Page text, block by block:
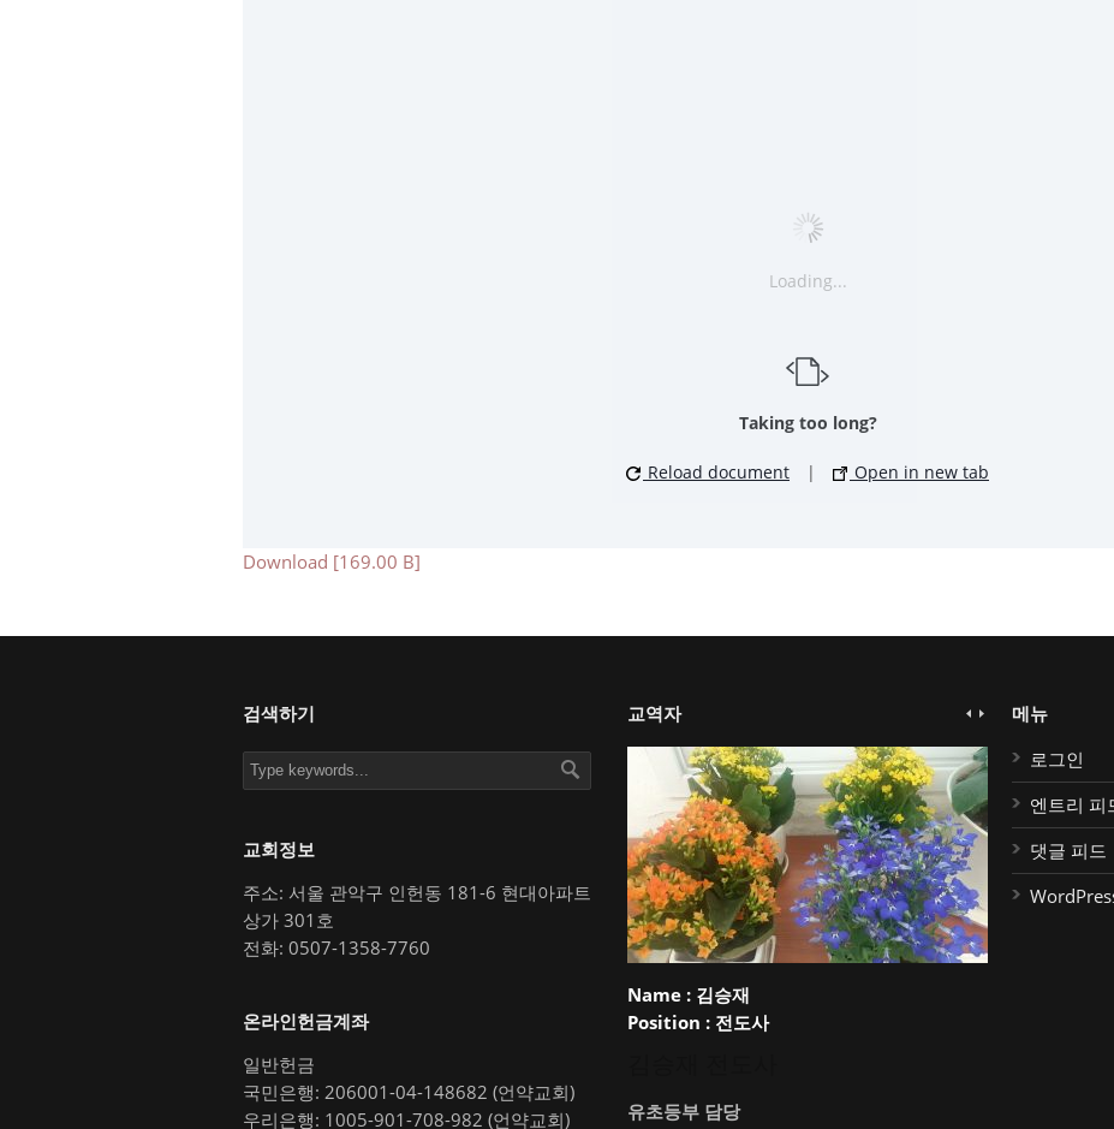
Loading...
Taking too long?
Reload document | Open in new tab
Download [169.00 B]
검색하기
교회정보
주소: 서울 관악구 인헌동 181-6 현대아파트
상가 301호
전화: 0507-1358-7760
온라인헌금계좌
일반헌금
국민은행: 206001-04-148682 (언약교회)
우리은행: 1005-901-708-982 (언약교회)
교역자
Name :김승재
Position :전도사
유초등부 담당
메뉴
로그인
엔트리 피
댓글 피드